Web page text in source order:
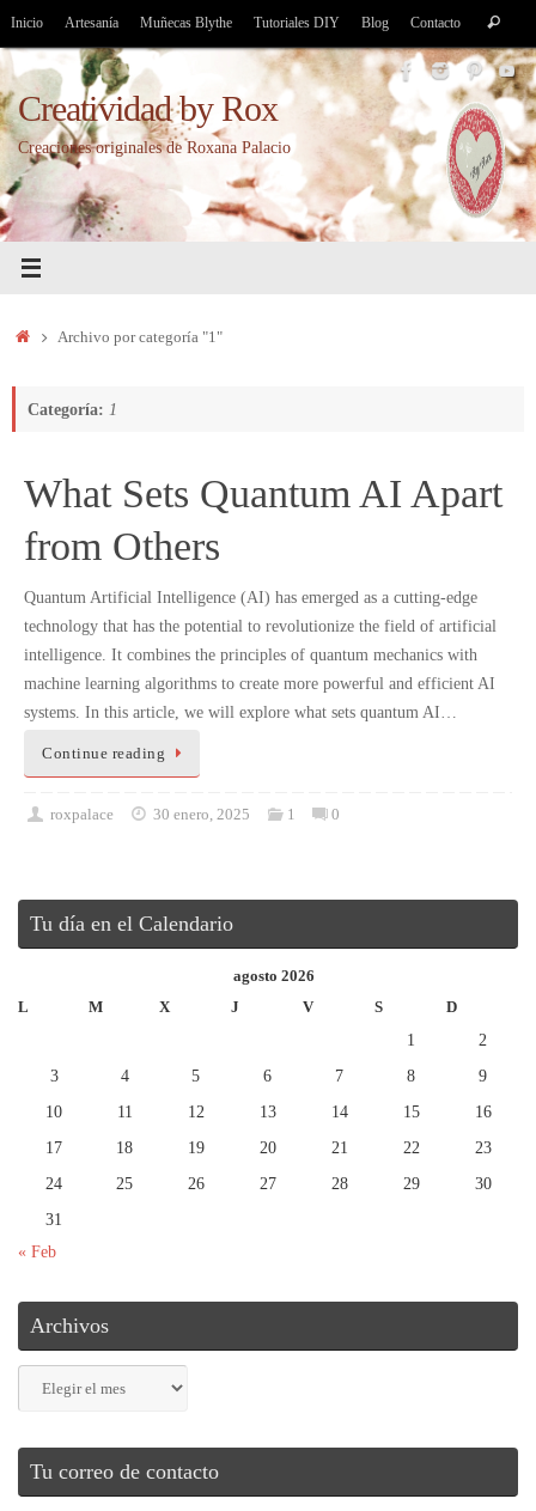
Saltar
contenido
Inicio Artesanía Muñecas Blythe Tutoriales DIY Blog Contacto Buscar
Creatividad by Rox
Creaciones originales de Roxana Palacio
InicioArchivo por categoría "1"
Categoría: 1
What Sets Quantum AI Apart
from Others
Quantum Artificial Intelligence (AI) has emerged as a cutting-edge
technology that has the potential to revolutionize the field of artificial
intelligence. It combines the principles of quantum mechanics with
machine learning algorithms to create more powerful and efficient AI
systems. In this article, we will explore what sets quantum AI…
Continue reading
roxpalace 30 enero, 2025 1 0
Tu día en el Calendario
agosto 2026
L
M X J V S D
1
2
3
4 5 6 7 8
9
10
11 12 13 14 15
16
17
18 19 20 21 22
23
24
25 26 27 28 29
30
31
« Feb
Archivos
Tu correo de contacto